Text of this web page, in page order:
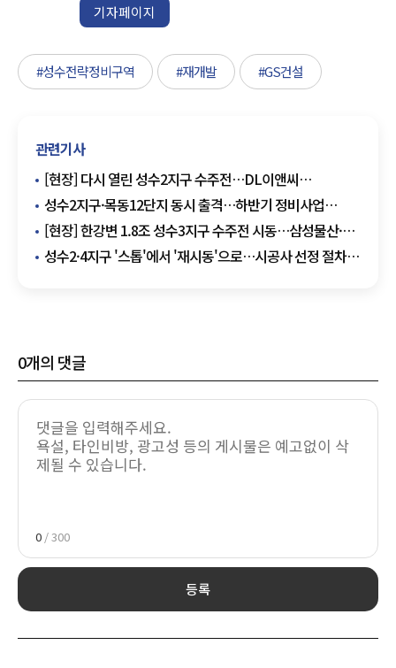
기자페이지
#성수전략정비구역 #재개발 #GS건설
관련기사
[현장] 다시 열린 성수2지구 수주전…DL이앤씨
·IPARK현산 현장설명회 참석
성수2지구·목동12단지 동시 출격…하반기 정비사업
수주전 달아오른다
[현장] 한강변 1.8조 성수3지구 수주전 시동…삼성물산·
금호·제일, 현설 참석
성수2·4지구 '스톱'에서 '재시동'으로…시공사 선정 절차
0개의 댓글
0 / 300
등록